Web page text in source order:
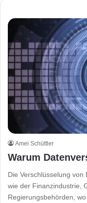
Amei Schüttler
Warum
Die Verschlüsselung
wie der Finanzindustrie,
Regierungsbehörden,